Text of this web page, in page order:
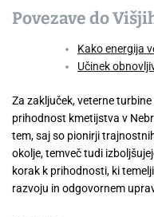
Povezave do
Kako energija
Učinek
Za zaključek, veterne
prihodnost kmetijstva v
tem, saj so pionirji
okolje, temveč tudi
korak k prihodnosti, ki
razvoju in odgovornem